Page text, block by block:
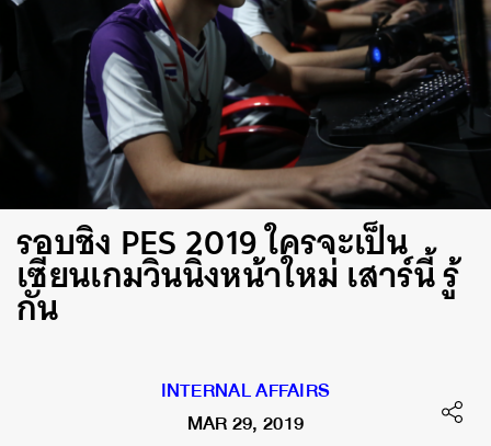
รอบชิง PES 2019 ใครจะเป็น
เซียนเกมวินนิ่งหน้าใหม่ เสาร์นี้ รู้
กัน
INTERNAL AFFAIRS
MAR 29, 2019